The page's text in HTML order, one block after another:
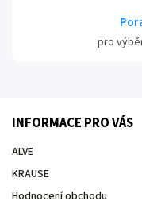
pro
INFORMACE PRO VÁS
ALVE
KRAUSE
Hodnocení obchodu